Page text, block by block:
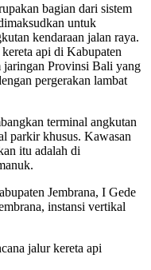
bagian dari sistem
untuk
kendaraan jalan raya.
api di Kabupaten
jaringan Provinsi Bali yang
pergerakan lambat
terminal angkutan
parkir khusus. Kawasan
itu adalah di
Jembrana, I Gede
instansi vertikal
jalur kereta api